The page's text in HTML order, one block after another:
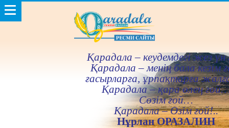
Қарадала – кеудемдегi жез үн
Қарадала – менiң бала кезiм
ғасырларға, ұрпақтарға
Қарадала – қара өлең
Сөзiм ғой…
Қарадала – Өзiм ғой!..
Нұрлан ОРАЗАЛИН